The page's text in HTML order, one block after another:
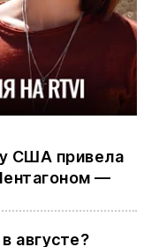
США привела
—
августе?